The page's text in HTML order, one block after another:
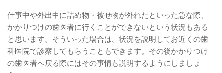
仕事中や外出中に詰め物・被せ物が外れたといった急な際、
かかりつけの歯医者に行くことができないという状況もある
と思います。そういった場合は、状況を説明してお近くの歯
科医院で診察してもらうこともできます。その後かかりつけ
の歯医者へ戻る際にはその事情も説明するようにしましょ